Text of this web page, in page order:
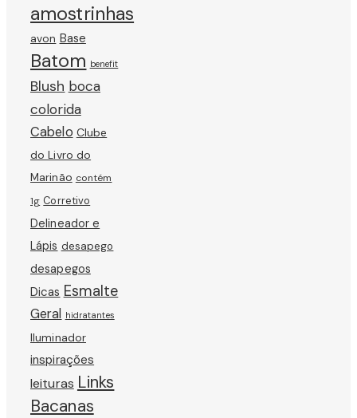
amostrinhas
avon Base
Batom benefit
Blush boca
colorida
Cabelo Clube
do Livro do
Marinão contém
1g Corretivo
Delineador e
Lápis desapego
desapegos
Dicas Esmalte
Geral hidratantes
Iluminador
inspirações
leituras Links
Bacanas